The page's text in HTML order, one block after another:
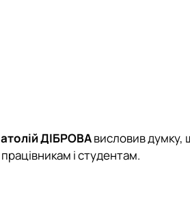
ДІБРОВАвисловив думку,
і студентам.